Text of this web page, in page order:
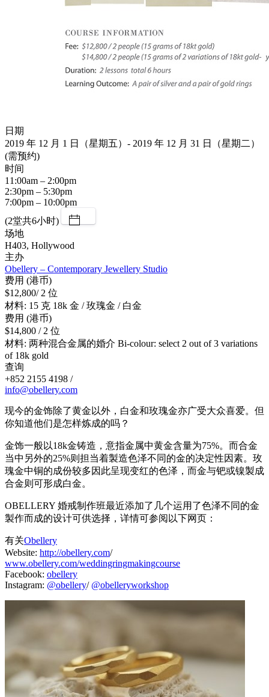
日期
2019 年 12 月 1 日（星期五）- 2019 年 12 月 31 日（星期二）
(需预约)
时间
11:00am – 2:00pm
2:30pm – 5:30pm
7:00pm – 10:00pm
(2堂共6小时)
场地
H403, Hollywood
主办
Obellery – Contemporary Jewellery Studio
费用 (港币)
$12,800/ 2 位
材料: 15 克 18k 金 / 玫瑰金 / 白金
费用 (港币)
$14,800 / 2 位
材料: 两种混合金属的婚介 Bi-colour: select 2 out of 3 variations
of 18k gold
查询
+852 2155 4198 /
info@obellery.com
现今的金饰除了黄金以外，白金和玫瑰金亦广受大众喜爱。但
你知道他们是怎样炼成的吗？
金饰一般以18k金铸造，意指金属中黄金含量为75%。而合金
当中另外的25%则担当着製造色泽不同的金的决定性因素。玫
瑰金中铜的成份较多因此呈现变红的色泽，而金与钯或镍製成
合金则可形成白金。
OBELLERY 婚戒制作班最近添加了几个运用了色泽不同的金
製作而成的设计可供选择，详情可参阅以下网页：
有关Obellery
Website: http://obellery.com/
www.obellery.com/weddingringmakingcourse
Facebook: obellery
Instagram: @obellery/ @obelleryworkshop